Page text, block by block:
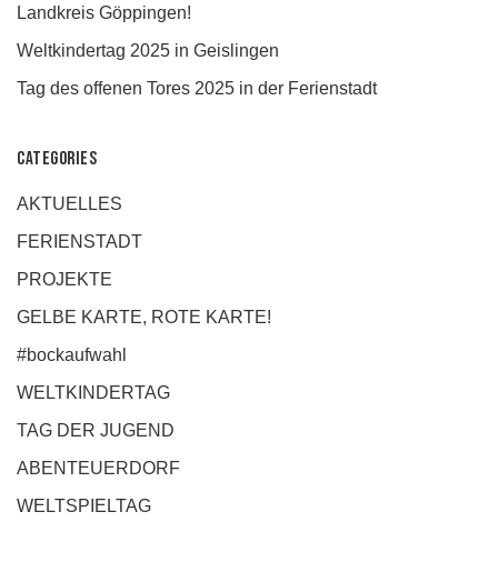
Landkreis Göppingen!
Weltkindertag 2025 in Geislingen
Tag des offenen Tores 2025 in der Ferienstadt
Categories
AKTUELLES
FERIENSTADT
PROJEKTE
GELBE KARTE, ROTE KARTE!
#bockaufwahl
WELTKINDERTAG
TAG DER JUGEND
ABENTEUERDORF
WELTSPIELTAG